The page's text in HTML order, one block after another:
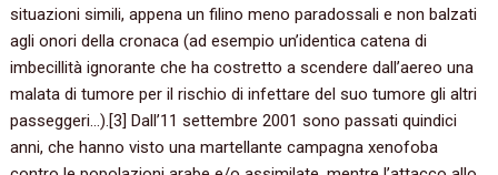
situazioni simili,‭ ‬appena un filino meno paradossali e non balzati
agli onori della cronaca‭ (‬ad esempio un’identica catena di
imbecillità ignorante che ha costretto a scendere dall’aereo una
malata di tumore per il rischio di infettare del suo tumore gli altri
passeggeri‭…)‬.‭[‬3‭] ‬Dall‭’‬11‭ ‬settembre‭ ‬2001‭ ‬sono passati quindici
anni,‭ ‬che hanno visto una martellante campagna xenofoba